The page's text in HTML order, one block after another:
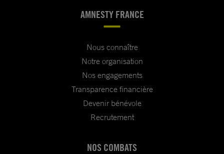
AMNESTY FRANCE
Nous connaître
Notre organisation
Nos engagements
Transparence financière
Devenir bénévole
Recrutement
NOS COMBATS